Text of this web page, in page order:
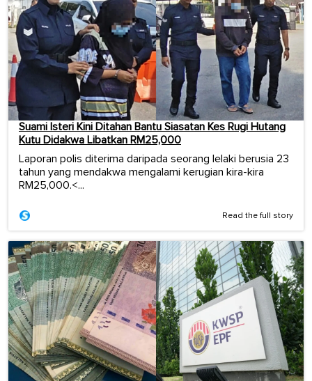
Suami Isteri Kini Ditahan Bantu Siasatan Kes Rugi Hutang
Kutu Didakwa Libatkan RM25,000
Laporan polis diterima daripada seorang lelaki berusia 23
tahun yang mendakwa mengalami kerugian kira-kira
RM25,000.<...
Read the full story